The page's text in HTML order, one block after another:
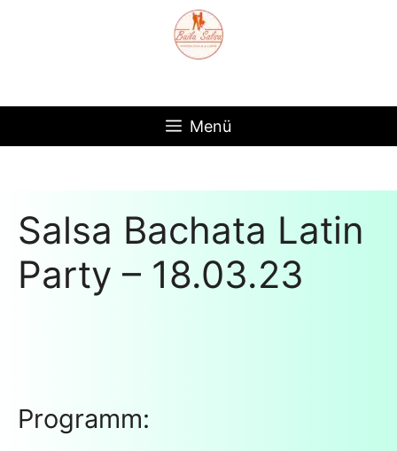
Menü
Salsa Bachata Latin
Party – 18.03.23
Programm: